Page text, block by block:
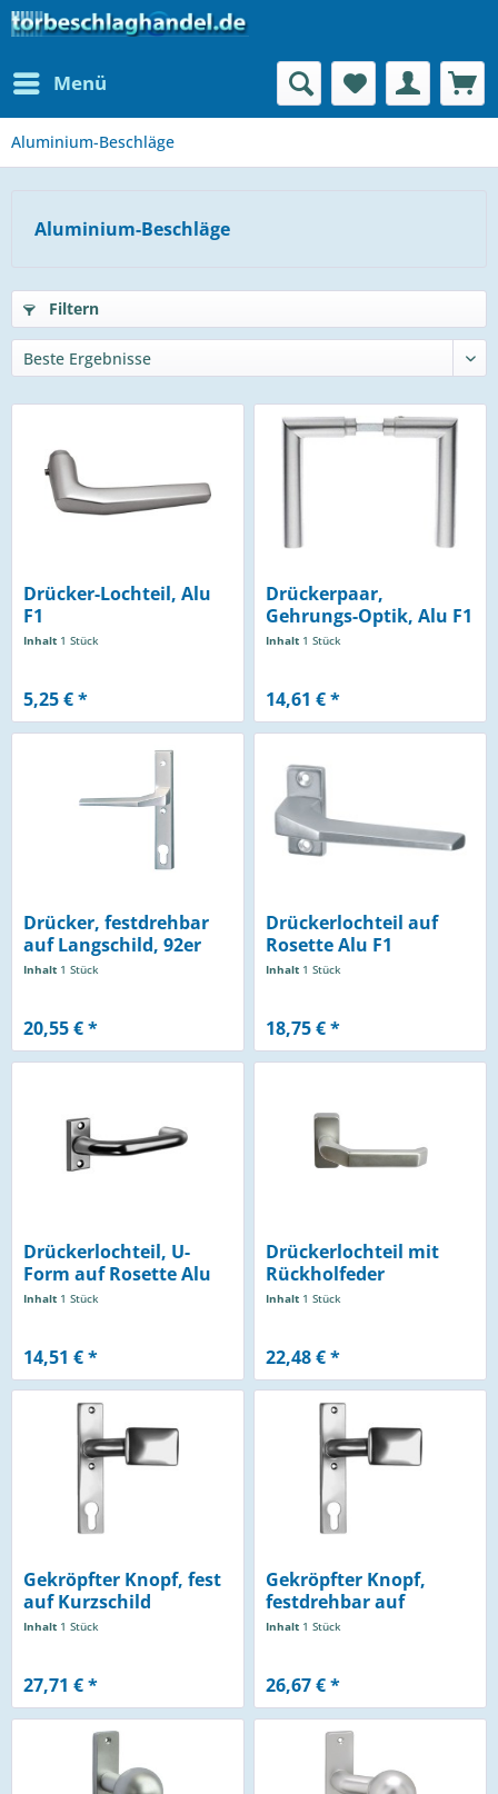
Menü
Aluminium-Beschläge
Aluminium-Beschläge
Filtern
Drücker-Lochteil, Alu
F1
Inhalt 1 Stück
5,25 € *
Drückerpaar,
Gehrungs-Optik, Alu F1
Inhalt 1 Stück
14,61 € *
Drücker, festdrehbar
auf Langschild, 92er
Inhalt 1 Stück
20,55 € *
Drückerlochteil auf
Rosette Alu F1
Inhalt 1 Stück
18,75 € *
Drückerlochteil, U-
Form auf Rosette Alu
F1
Inhalt 1 Stück
14,51 € *
Drückerlochteil mit
Rückholfeder
Inhalt 1 Stück
22,48 € *
Gekröpfter Knopf, fest
auf Kurzschild
Inhalt 1 Stück
27,71 € *
Gekröpfter Knopf,
festdrehbar auf
Kurzschild
Inhalt 1 Stück
26,67 € *